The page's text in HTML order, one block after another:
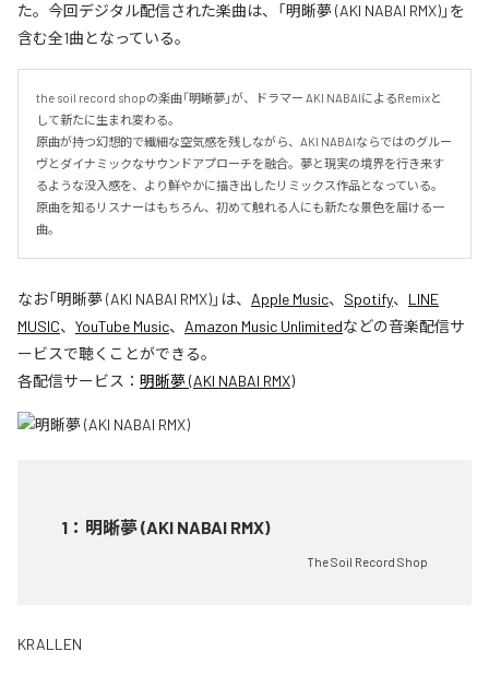
た。今回デジタル配信された楽曲は、「明晰夢 (AKI NABAI RMX)」を
含む全1曲となっている。
the soil record shopの楽曲「明晰夢」が、ドラマー AKI NABAIによるRemixと
して新たに生まれ変わる。
原曲が持つ幻想的で繊細な空気感を残しながら、AKI NABAIならではのグルー
ヴとダイナミックなサウンドアプローチを融合。夢と現実の境界を行き来す
るような没入感を、より鮮やかに描き出したリミックス作品となっている。
原曲を知るリスナーはもちろん、初めて触れる人にも新たな景色を届ける一
曲。
なお「明晰夢 (AKI NABAI RMX)」は、 Apple Music、 Spotify、 LINE
MUSIC、 YouTube Music、 Amazon Music Unlimitedなどの音楽配信サ
ービスで聴くことができる。
各配信サービス： 明晰夢 (AKI NABAI RMX)
1 ： 明晰夢 (AKI NABAI RMX)
The Soil Record Shop
KRALLEN